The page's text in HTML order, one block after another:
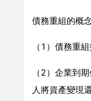
債務重組的概
（1）債務重
（2）企業到
人將資產變現